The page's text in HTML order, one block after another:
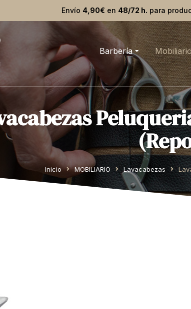
Envío 4,90€ en 48/72 h. para
Barbería
Inicio MOBILIARIO Lavacabezas